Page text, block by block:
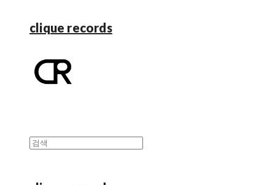
clique records